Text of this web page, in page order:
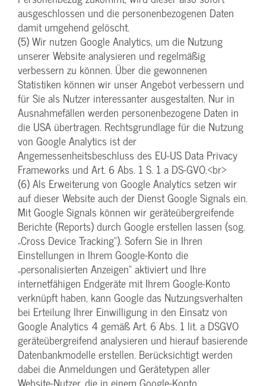
ausgeschlossen und die personenbezogenen Daten
damit umgehend gelöscht.
(5) Wir nutzen Google Analytics, um die Nutzung
unserer Website analysieren und regelmäßig
verbessern zu können. Über die gewonnenen
Statistiken können wir unser Angebot verbessern und
für Sie als Nutzer interessanter ausgestalten. Nur in
Ausnahmefällen werden personenbezogene Daten in
die USA übertragen. Rechtsgrundlage für die Nutzung
von Google Analytics ist der
Angemessenheitsbeschluss des EU-US Data Privacy
Frameworks und Art. 6 Abs. 1 S. 1 a DS-GVO.<br>
(6) Als Erweiterung von Google Analytics setzen wir
auf dieser Website auch der Dienst Google Signals ein.
Mit Google Signals können wir geräteübergreifende
Berichte (Reports) durch Google erstellen lassen (sog.
„Cross Device Tracking“). Sofern Sie in Ihren
Einstellungen in Ihrem Google-Konto die
„personalisierten Anzeigen“ aktiviert und Ihre
internetfähigen Endgeräte mit Ihrem Google-Konto
verknüpft haben, kann Google das Nutzungsverhalten
bei Erteilung Ihrer Einwilligung in den Einsatz von
Google Analytics 4 gemäß Art. 6 Abs. 1 lit. a DSGVO
geräteübergreifend analysieren und hierauf basierende
Datenbankmodelle erstellen. Berücksichtigt werden
dabei die Anmeldungen und Gerätetypen aller